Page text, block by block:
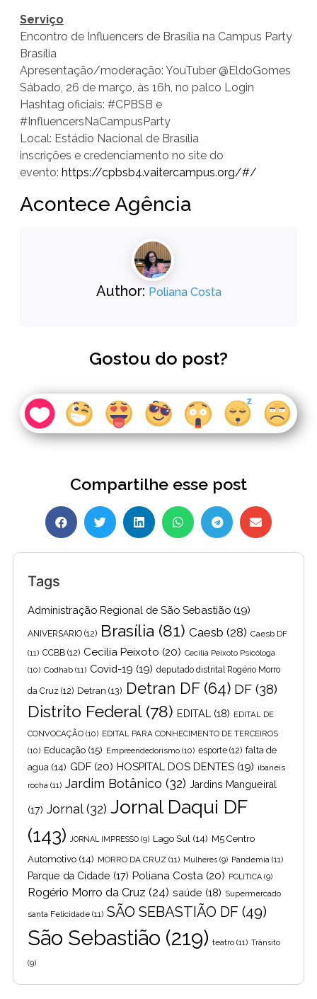
Serviço
Encontro de Influencers de Brasília na Campus Party
Brasília
Apresentação/moderação: YouTuber @EldoGomes
Sábado, 26 de março, às 16h, no palco Login
Hashtag oficiais: #CPBSB e
#InfluencersNaCampusParty
Local: Estádio Nacional de Brasília
inscrições e credenciamento no site do
evento: https://cpbsb4.vaitercampus.org/#/
Acontece Agência
Author: Poliana Costa
Gostou do post?
Compartilhe esse post
Tags
Administração Regional de São Sebastião (19)
ANIVERSARIO (12) Brasília (81) Caesb (28) Caesb DF
(11) CCBB (12) Cecilia Peixoto (20) Cecília Peixoto Psicóloga
(10) Codhab (11) Covid-19 (19) deputado distrital Rogério Morro
da Cruz (12) Detran (13) Detran DF(64) DF (38)
Distrito Federal(78) EDITAL (18) EDITAL DE
CONVOCAÇÃO (10) EDITAL PARA CONHECIMENTO DE TERCEIROS
(10) Educação (15) Empreendedorismo (10) esporte (12) falta de
agua (14) GDF (20) HOSPITAL DOS DENTES (19) ibaneis
rocha (11) Jardim Botânico (32) Jardins Mangueiral
(17) Jornal(32) Jornal Daqui DF
(143)
JORNAL IMPRESSO (9) Lago Sul (14) M5 Centro
Automotivo (14) MORRO DA CRUZ (11) Mulheres (9) Pandemia (11)
Parque da Cidade (17) Poliana Costa (20) POLITICA (9)
Rogério Morro da Cruz (24) saúde (18) Supermercado
santa Felicidade (11) SÃO SEBASTIÃO DF (49)
São Sebastião (219) teatro (11) Trânsito
(9)